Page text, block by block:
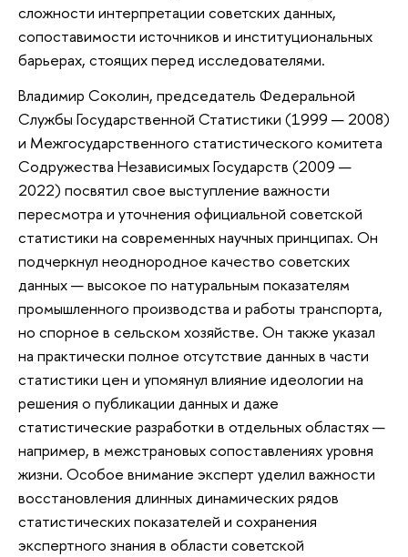
сложности интерпретации советских данных,
сопоставимости источников и институциональных
барьерах, стоящих перед исследователями.
Владимир Соколин, председатель Федеральной
Службы Государственной Статистики (1999 — 2008)
и Межгосударственного статистического комитета
Содружества Независимых Государств (2009 —
2022) посвятил свое выступление важности
пересмотра и уточнения официальной советской
статистики на современных научных принципах. Он
подчеркнул неоднородное качество советских
данных — высокое по натуральным показателям
промышленного производства и работы транспорта,
но спорное в сельском хозяйстве. Он также указал
на практически полное отсутствие данных в части
статистики цен и упомянул влияние идеологии на
решения о публикации данных и даже
статистические разработки в отдельных областях —
например, в межстрановых сопоставлениях уровня
жизни. Особое внимание эксперт уделил важности
восстановления длинных динамических рядов
статистических показателей и сохранения
экспертного знания в области советской